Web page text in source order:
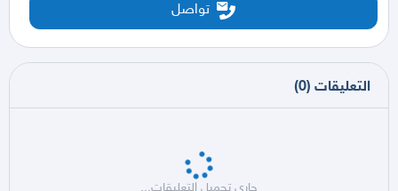
تواصل
التعليقات (
0
)
جاري تحميل التعليقات...